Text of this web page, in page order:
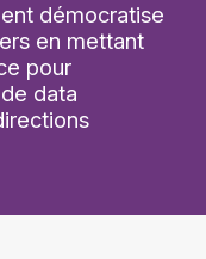
démocratise
en mettant
pour
data